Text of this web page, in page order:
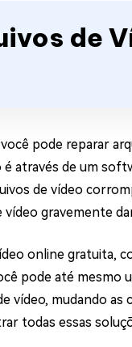
de
pode reparar
através de um
de vídeo
gravemente
online gratuita,
pode até mesmo
vídeo, mudando as
todas essas